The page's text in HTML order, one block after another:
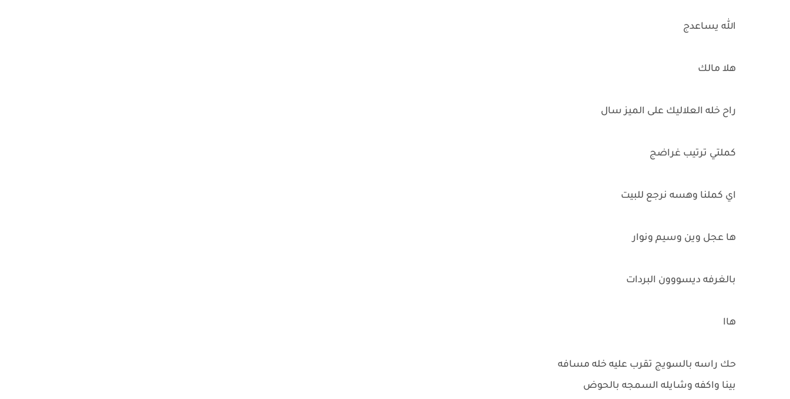
الله يساعدج
هلا مالك
راح خله العلاليك على الميز سال
كملتي ترتيب غراضج
اي كملنا وهسه نرجع للبيت
ها عجل وين وسيم ونوار
بالغرفه ديسووون البردات
هاا
حك راسه بالسويج تقرب عليه خله مسافه
بينا واكفه وشايله السمجه بالحوض